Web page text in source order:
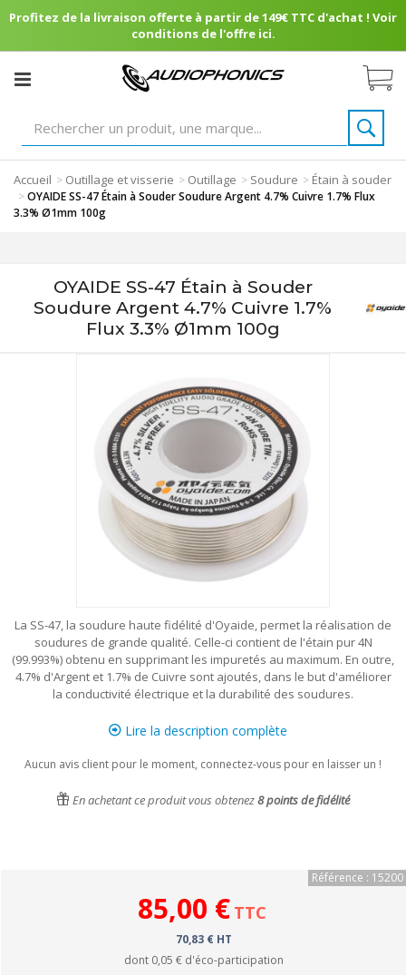
Profitez de la livraison offerte à partir de 149€ TTC d'achat ! Voir
conditions de l'offre ici.
Accueil > Outillage et visserie > Outillage > Soudure > Étain à souder
>OYAIDE SS-47 Étain à Souder Soudure Argent 4.7% Cuivre 1.7% Flux
3.3% Ø1mm 100g
OYAIDE SS-47 Étain à Souder
Soudure Argent 4.7% Cuivre 1.7%
Flux 3.3% Ø1mm 100g
La SS-47, la soudure haute fidélité d'Oyaide, permet la réalisation de
soudures de grande qualité. Celle-ci contient de l'étain pur 4N
(99.993%) obtenu en supprimant les impuretés au maximum. En outre,
4.7% d'Argent et 1.7% de Cuivre sont ajoutés, dans le but d'améliorer
la conductivité électrique et la durabilité des soudures.
Lire la description complète
Aucun avis client pour le moment, connectez-vous pour en laisser un !
En achetant ce produit vous obtenez8points de fidélité
Référence : 15200
85,00 € TTC
70,83 € HT
dont 0,05 € d'éco-participation